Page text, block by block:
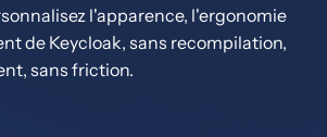
l'apparence, l'ergonomie
de Keycloak, sans recompilation,
sans friction.